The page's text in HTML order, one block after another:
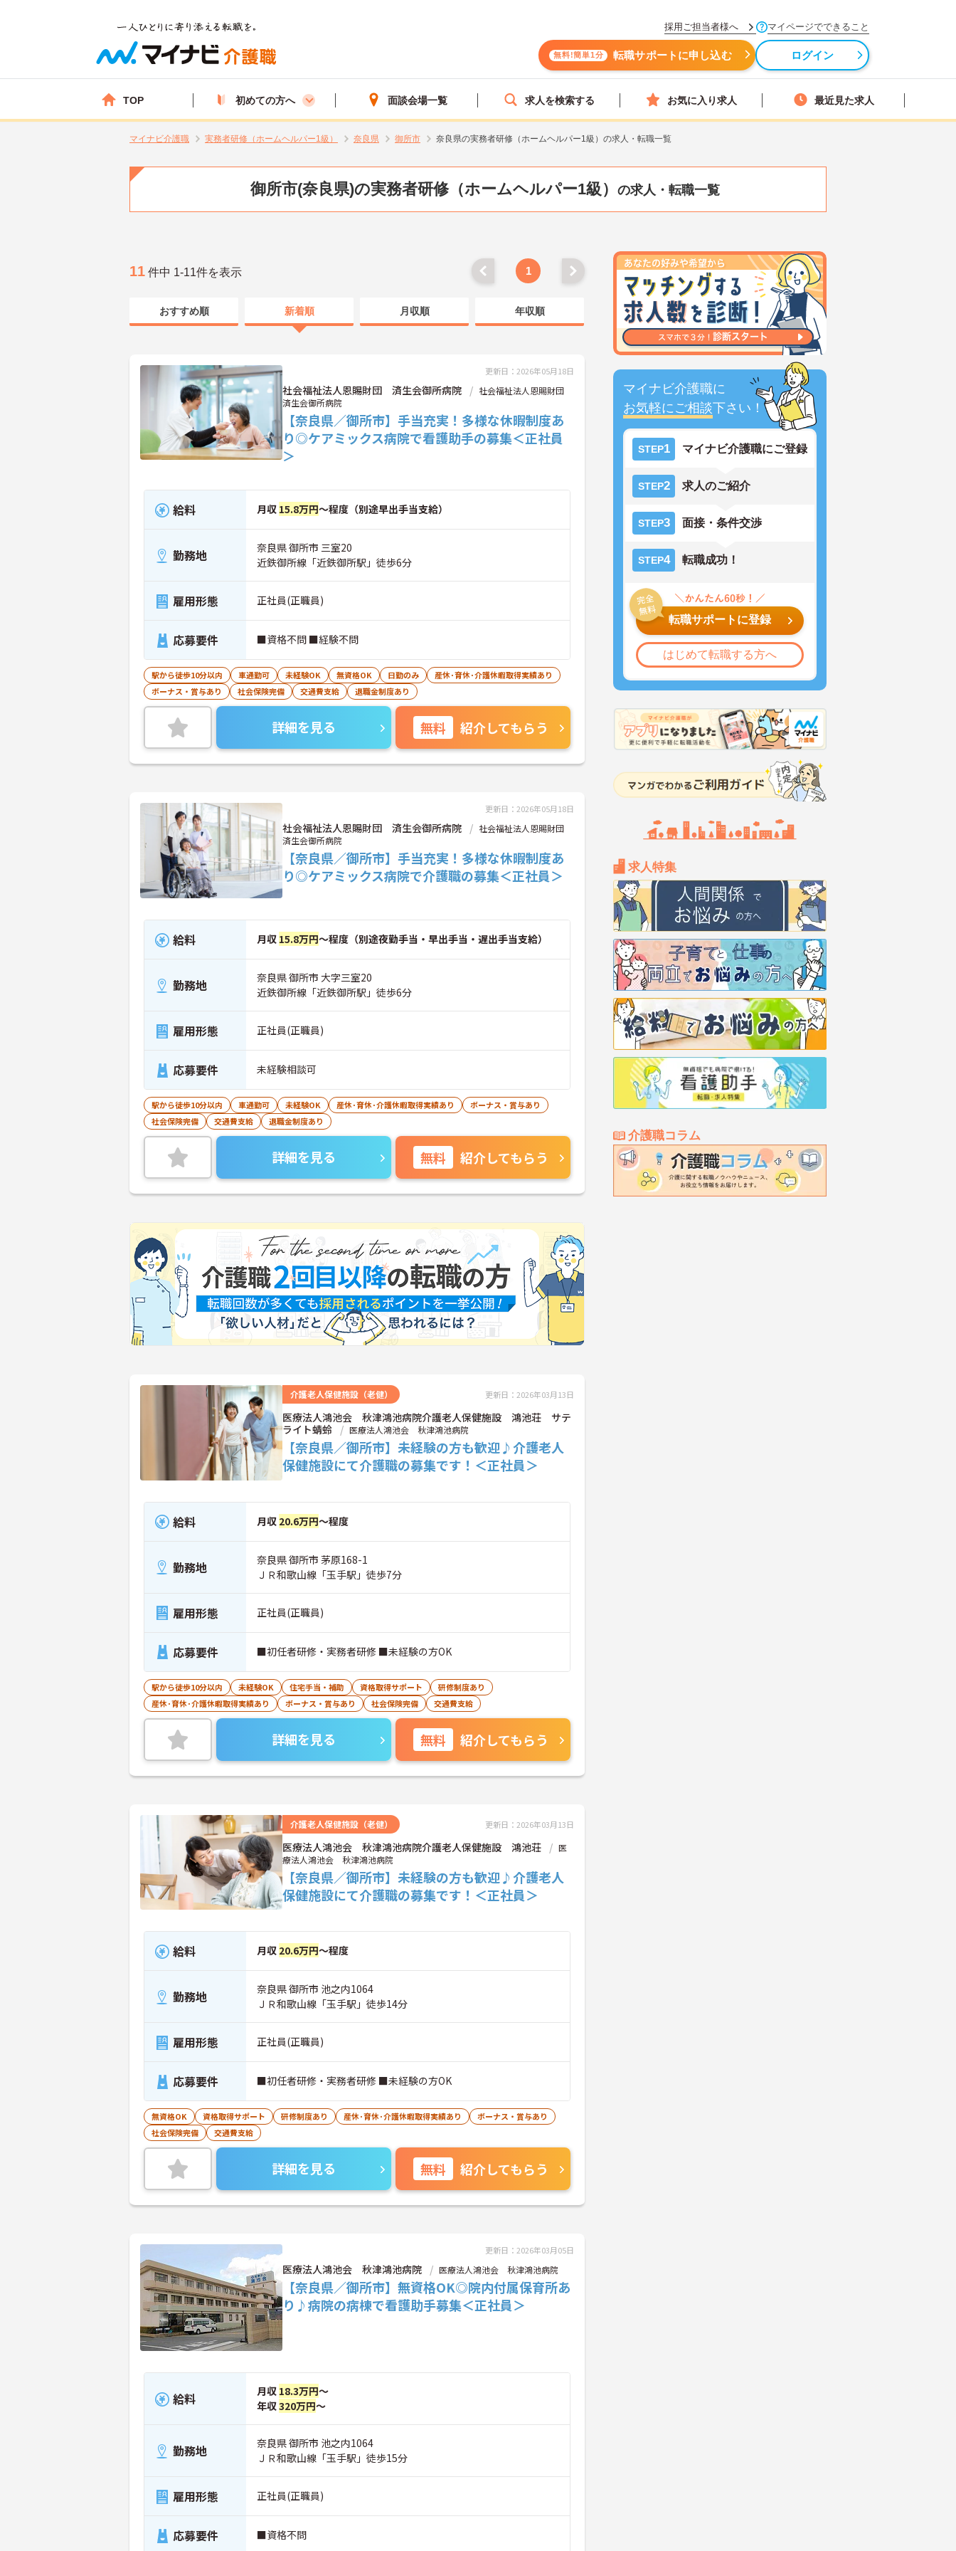
採用ご担当者様へ マイページでできること
無料!簡単1分 転職サポートに申し込む ログイン
TOP 初めての方へ 面談会場一覧 求人を検索する お気に入り求人 最近見た求人
マイナビ介護職 実務者研修（ホームヘルパー1級） 奈良県 御所市 奈良県の実務者研修（ホームヘルパー1級）の求人・転職一覧
御所市(奈良県)の実務者研修（ホームヘルパー1級） の求人・転職一覧
マイナビ介護職に
お気軽にご相談下さい！
STEP1 マイナビ介護職にご登録
STEP2 求人のご紹介
STEP3 面接・条件交渉
STEP4 転職成功！
転職サポートに登録
はじめて転職する方へ
求人特集
介護職コラム
11 件中 1-11件を表示 1
おすすめ順 新着順 月収順 年収順
更新日：2026年05月18日
社会福祉法人恩賜財団 済生会御所病院
社会福祉法人恩賜財団
済生会御所病院
【奈良県／御所市】手当充実！多様な休暇制度あ
り◎ケアミックス病院で看護助手の募集＜正社員
＞
給料 月収 15.8万円～程度（別途早出手当支給）
勤務地
奈良県 御所市 三室20
近鉄御所線「近鉄御所駅」徒歩6分
雇用形態 正社員(正職員)
応募要件 ■資格不問 ■経験不問
駅から徒歩10分以内 車通勤可 未経験OK 無資格OK 日勤のみ
産休･育休･介護休暇取得実績あり
ボーナス・賞与あり
社会保険完備 交通費支給 退職金制度あり
詳細を見る 無料 紹介してもらう
更新日：2026年05月18日
社会福祉法人恩賜財団 済生会御所病院
社会福祉法人恩賜財団
済生会御所病院
【奈良県／御所市】手当充実！多様な休暇制度あ
り◎ケアミックス病院で介護職の募集＜正社員＞
給料 月収 15.8万円～程度（別途夜勤手当・早出手当・遅出手当支給）
勤務地
奈良県 御所市 大字三室20
近鉄御所線「近鉄御所駅」徒歩6分
雇用形態 正社員(正職員)
応募要件 未経験相談可
駅から徒歩10分以内 車通勤可 未経験OK 産休･育休･介護休暇取得実績あり
ボーナス・賞与あり
社会保険完備
交通費支給 退職金制度あり
詳細を見る 無料 紹介してもらう
介護老人保健施設（老健） 更新日：2026年03月13日
医療法人鴻池会 秋津鴻池病院介護老人保健施設 鴻池荘 サテ
ライト蜻蛉
医療法人鴻池会 秋津鴻池病院
【奈良県／御所市】未経験の方も歓迎♪介護老人
保健施設にて介護職の募集です！＜正社員＞
給料 月収 20.6万円～程度
勤務地
奈良県 御所市 茅原168-1
ＪＲ和歌山線「玉手駅」徒歩7分
雇用形態 正社員(正職員)
応募要件 ■初任者研修・実務者研修 ■未経験の方OK
駅から徒歩10分以内 未経験OK 住宅手当・補助 資格取得サポート
研修制度あり
産休･育休･介護休暇取得実績あり
ボーナス・賞与あり 社会保険完備 交通費支給
詳細を見る 無料 紹介してもらう
介護老人保健施設（老健） 更新日：2026年03月13日
医療法人鴻池会 秋津鴻池病院介護老人保健施設 鴻池荘
医
療法人鴻池会 秋津鴻池病院
【奈良県／御所市】未経験の方も歓迎♪介護老人
保健施設にて介護職の募集です！＜正社員＞
給料 月収 20.6万円～程度
勤務地
奈良県 御所市 池之内1064
ＪＲ和歌山線「玉手駅」徒歩14分
雇用形態 正社員(正職員)
応募要件 ■初任者研修・実務者研修 ■未経験の方OK
無資格OK 資格取得サポート 研修制度あり 産休･育休･介護休暇取得実績あり
ボーナス・賞与あり
社会保険完備
交通費支給
詳細を見る 無料 紹介してもらう
更新日：2026年03月05日
医療法人鴻池会 秋津鴻池病院 医療法人鴻池会 秋津鴻池病院
【奈良県／御所市】無資格OK◎院内付属保育所あ
り♪病院の病棟で看護助手募集＜正社員＞
給料 月収 18.3万円～
年収320万円～
勤務地
奈良県 御所市 池之内1064
ＪＲ和歌山線「玉手駅」徒歩15分
雇用形態 正社員(正職員)
応募要件 ■資格不問